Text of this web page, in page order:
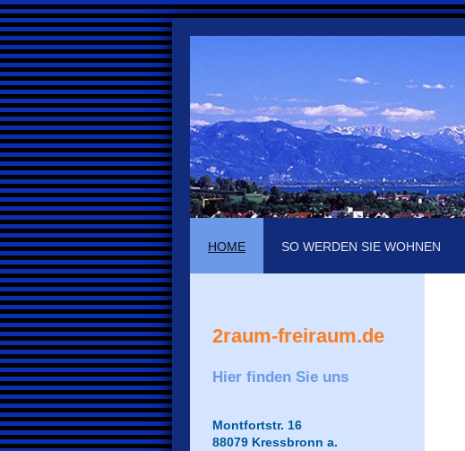
HOME SO WERDEN SIE WOHNEN
2raum-freiraum.de
Hier finden Sie uns
Montfortstr. 16
88079 Kressbronn a.